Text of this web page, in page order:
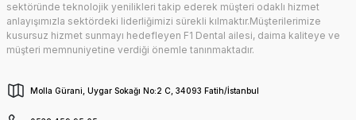
sektöründe teknolojik yenilikleri takip ederek müşteri odaklı hizmet
anlayışımızla sektördeki liderliğimizi sürekli kılmaktır.Müşterilerimize
kusursuz hizmet sunmayı hedefleyen F1 Dental ailesi, daima kaliteye ve
müşteri memnuniyetine verdiği önemle tanınmaktadır.
Molla Gürani, Uygar Sokağı No:2 C, 34093 Fatih/İstanbul